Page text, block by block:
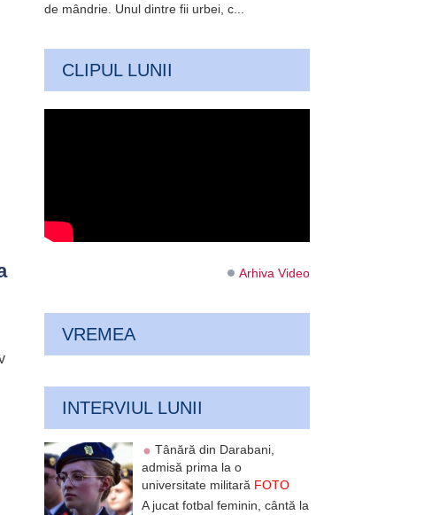
de mândrie. Unul dintre fii urbei, c...
CLIPUL LUNII
Arhiva Video
VREMEA
INTERVIUL LUNII
Tânără din Darabani,
admisă prima la o
universitate militară FOTO
A jucat fotbal feminin, cântă la